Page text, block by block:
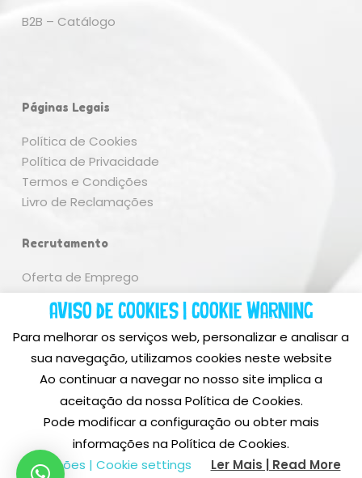
Subtotal: 0,00
Ver Carrinho Finalizar Compras
B2B – Catálogo
Páginas Legais
Política de Cookies
Política de Privacidade
Termos e Condições
Livro de Reclamações
Recrutamento
Oferta de Emprego
Ficha Projecto
© 2026 Sweet Colours, Lda. Todos os direitos reservados,
Concept & Design BinaryDragon ®
Aviso de Cookies | Cookie Warning
Para melhorar os serviços web, personalizar e analisar a
sua navegação, utilizamos cookies neste website
Ao continuar a navegar no nosso site implica a
aceitação da nossa Política de Cookies.
Pode modificar a configuração ou obter mais
informações na Política de Cookies.
Opções | Cookie settings
Ler Mais | Read More